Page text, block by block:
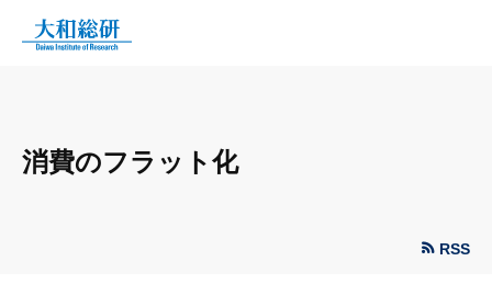
消費のフラット化
RSS